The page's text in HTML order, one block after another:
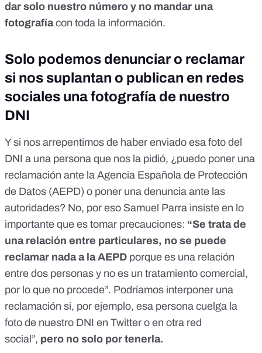
dar solo nuestro número y no mandar una
fotografíacon toda la información.
Solo podemos denunciar o reclamar
si nos suplantan o publican en redes
sociales una fotografía de nuestro
DNI
Y si nos arrepentimos de haber enviado esa foto del
DNI a una persona que nos la pidió, ¿puedo poner una
reclamación ante la Agencia Española de Protección
de Datos (AEPD) o poner una denuncia ante las
autoridades? No, por eso Samuel Parra insiste en lo
importante que es tomar precauciones: “Se trata de
una relación entre particulares, no se puede
reclamar nada a la AEPD porque es una relación
entre dos personas y no es un tratamiento comercial,
por lo que no procede”. Podríamos interponer una
reclamación si, por ejemplo, esa persona cuelga la
foto de nuestro DNI en Twitter o en otra red
social”, pero no solo por tenerla.